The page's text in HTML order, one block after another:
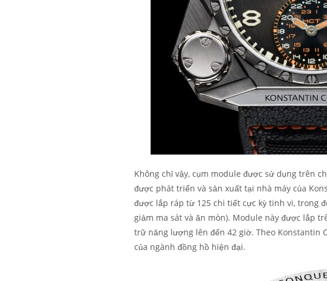
Không chỉ vậy, cụm module được sử dụng trên
được phát triển và sản xuất tại nhà máy của
được lắp ráp từ 125 chi tiết cực kỳ tinh vi, trong
giảm ma sát và ăn mòn). Module này được lắp
trữ năng lượng lên đến 42 giờ. Theo Konstantin
của ngành đồng hồ hiện đại.